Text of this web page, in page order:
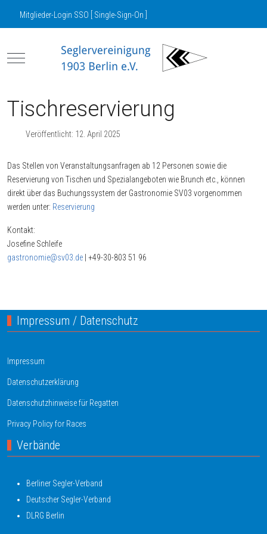
Mitglieder-Login SSO [ Single-Sign-On ]
Mobile Menu Toggle
Tischreservierung
Veröffentlicht: 12. April 2025
Das Stellen von Veranstaltungsanfragen ab 12 Personen sowie die
Reservierung von Tischen und Spezialangeboten wie Brunch etc., können
direkt über das Buchungssystem der Gastronomie SV03 vorgenommen
werden unter: Reservierung
Kontakt:
Josefine Schleife
gastronomie@sv03.de | +49-30-803 51 96
Impressum / Datenschutz
Impressum
Datenschutzerklärung
Datenschutzhinweise für Regatten
Privacy Policy for Races
Verbände
Berliner Segler-Verband
Deutscher Segler-Verband
DLRG Berlin